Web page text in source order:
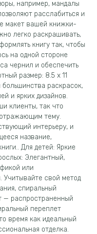
например, мандалы
расслабиться и
макет вашей книжки-
легко раскрашивать,
книгу так, чтобы
на одной стороне
чернил и обеспечить
размер: 8.5 х 11
раскрасок,
и ярких дизайнов.
клиенты, так что
тему.
интерьеру, и
название,
Для детей: Яркие
Элегантный,
или
Учитывайте свой метод
спиральный
— распространенный
переплет
время как идеальный
отделка.